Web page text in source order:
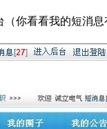
你看看我的短消